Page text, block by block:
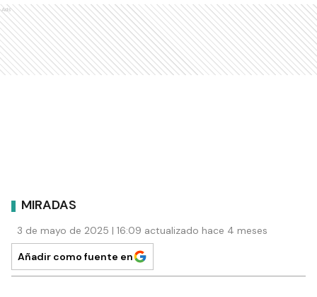
Ads
MIRADAS
3 de mayo de 2025 | 16:09 actualizado hace 4 meses
Añadir como fuente en